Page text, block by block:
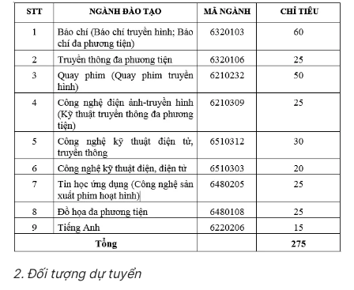
VTV9 VTV8
Liên hệ tòa soạn English
THỜI BÁO VTV
Theo dõi báo trên
Cơ quan chủ quản:Đài Truyền hình Việt Nam
Giấy phép hoạt động báo in và báo điện tử số 483/GP-BTTTT
2. Đối tượng dự tuyển